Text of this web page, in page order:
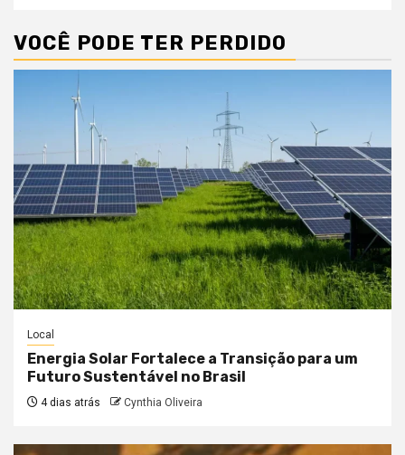
VOCÊ PODE TER PERDIDO
Local
Energia Solar Fortalece a Transição para um
Futuro Sustentável no Brasil
4 dias atrás Cynthia Oliveira